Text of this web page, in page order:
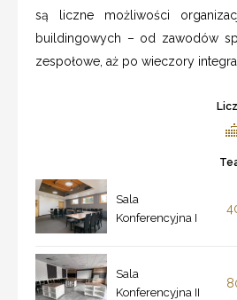
są liczne możliwości
buildingowych – od zawodów
zespołowe, aż po wieczory
Sala
Konferencyjna I
Sala
Konferencyjna II